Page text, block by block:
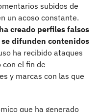
subidos de
un acoso constante.
creado perfiles falsos
difunden contenidos
ha recibido ataques
el fin de
y marcas con las que
que ha generado